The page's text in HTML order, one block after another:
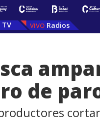
TV Radios
de